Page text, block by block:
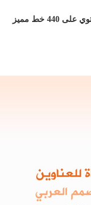
حزمة خطوط الـ440 العربية للعنونة والتصميم والكتابة .. حزمة خطوط رائعة تحتوي على 440 خط مميز